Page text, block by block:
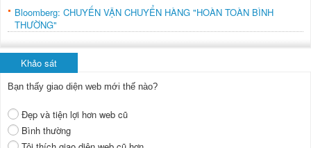
Bloomberg: CHUYẾN VẬN CHUYỂN HÀNG "HOÀN TOÀN BÌNH
THƯỜNG"
Khảo sát
Bạn thấy giao diện web mới thế nào?
Đẹp và tiện lợi hơn web cũ
Bình thường